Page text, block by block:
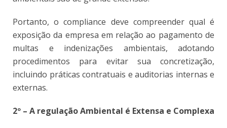
Portanto, o compliance deve compreender qual é
exposição da empresa em relação ao pagamento de
multas e indenizações ambientais, adotando
procedimentos para evitar sua concretização,
incluindo práticas contratuais e auditorias internas e
externas.
2º – A regulação Ambiental é Extensa e Complexa